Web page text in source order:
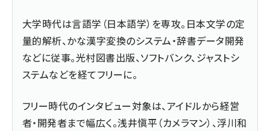
大学時代は言語学（日本語学）を専攻。日本文学の定
量的解析、かな漢字変換のシステム・辞書データ開発
などに従事。光村図書出版、ソフトバンク、ジャストシ
ステムなどを経てフリーに。
フリー時代のインタビュー対象は、アイドルから経営
者・開発者まで幅広く。浅井愼平（カメラマン）、浮川和